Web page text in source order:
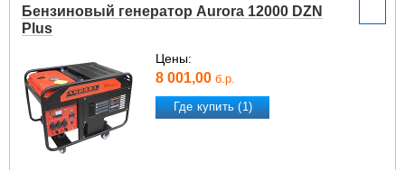
Бензиновый генератор Aurora 12000 DZN
Plus
Цены:
8 001,00 б.р.
Где купить (1)